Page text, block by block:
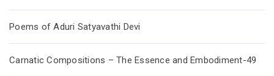
Poems of Aduri Satyavathi Devi
Carnatic Compositions – The Essence and Embodiment-49